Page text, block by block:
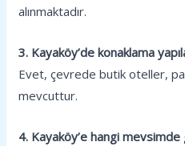
alınmaktadır.
3. Kayaköy’de konaklama
Evet, çevrede butik oteller,
mevcuttur.
4. Kayaköy’e hangi mevsimde